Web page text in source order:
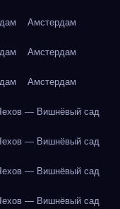
Амстердам
Амстердам
Амстердам
— Вишнёвый сад
— Вишнёвый сад
— Вишнёвый сад
— Вишнёвый сад